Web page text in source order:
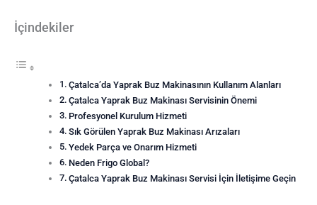
İçindekiler
Çatalca’da Yaprak Buz Makinasının Kullanım Alanları
Çatalca Yaprak Buz Makinası Servisinin Önemi
Profesyonel Kurulum Hizmeti
Sık Görülen Yaprak Buz Makinası Arızaları
Yedek Parça ve Onarım Hizmeti
Neden Frigo Global?
Çatalca Yaprak Buz Makinası Servisi İçin İletişime Geçin